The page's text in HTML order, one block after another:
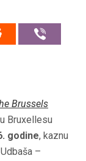
Brussels
Bruxellesu
godine, kaznu
–